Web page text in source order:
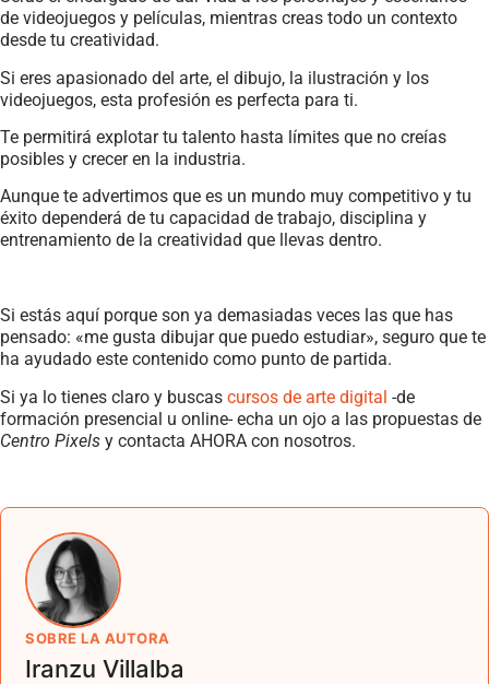
de videojuegos y películas, mientras creas todo un contexto
desde tu creatividad.
Si eres apasionado del arte, el dibujo, la ilustración y los
videojuegos, esta profesión es perfecta para ti.
Te permitirá explotar tu talento hasta límites que no creías
posibles y crecer en la industria.
Aunque te advertimos que es un mundo muy competitivo y tu
éxito dependerá de tu capacidad de trabajo, disciplina y
entrenamiento de la creatividad que llevas dentro.
Si estás aquí porque son ya demasiadas veces las que has
pensado: «me gusta dibujar que puedo estudiar», seguro que te
ha ayudado este contenido como punto de partida.
Si ya lo tienes claro y buscas cursos de arte digital -de
formación presencial u online- echa un ojo a las propuestas de
Centro Pixels y contacta AHORA con nosotros.
SOBRE LA AUTORA
Iranzu Villalba